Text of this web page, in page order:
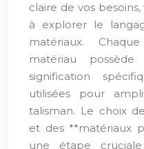
claire de vos
à explorer le
matériaux.
matériau
signification
utilisées pour
talisman. Le choix
et des **matériaux
une étape